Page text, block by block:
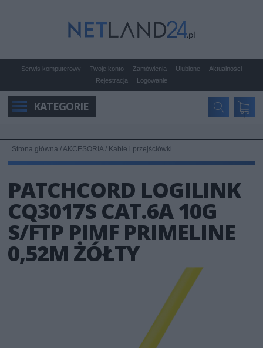
Serwis komputerowy Twoje konto Zamówienia Ulubione
Aktualności
Rejestracja
Logowanie
KATEGORIE
Strona główna /AKCESORIA/ Kable i przejściówki
PATCHCORD LOGILINK
CQ3017S CAT.6A 10G
S/FTP PIMF PRIMELINE
0,52M ŻÓŁTY